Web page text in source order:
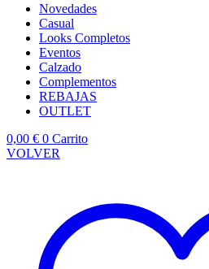
Novedades
Casual
Looks Completos
Eventos
Calzado
Complementos
REBAJAS
OUTLET
0,00 € 0 Carrito
VOLVER